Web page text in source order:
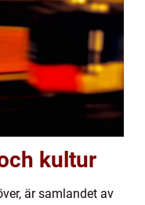
kultur
är samlandet av